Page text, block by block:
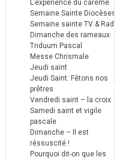
L’expérience du carême
Semaine Sainte Diocèses
Semaine sainte TV & Radio
Dimanche des rameaux
Triduum Pascal
Messe Chrismale
Jeudi saint
Jeudi Saint: Fêtons nos
prêtres
Vendredi saint – la croix
Samedi saint et vigile
pascale
Dimanche – Il est
réssuscité !
Pourquoi dit-on que les